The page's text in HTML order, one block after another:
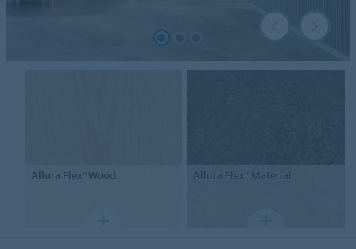
Allura Flex" Wood Allura Flex" Material